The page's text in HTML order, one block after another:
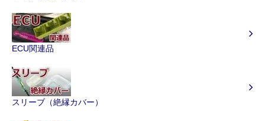
ECU関連品
スリーブ（絶縁カバー）